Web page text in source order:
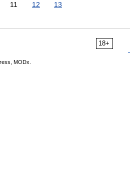
11 12 13
18+
MODx.